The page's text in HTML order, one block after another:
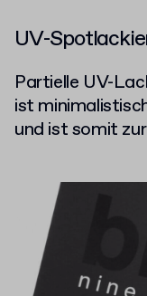
UV-
Partielle UV-
ist
und ist somit